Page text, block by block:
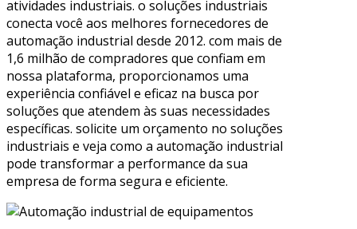
atividades industriais. o soluções industriais
conecta você aos melhores fornecedores de
automação industrial desde 2012. com mais de
1,6 milhão de compradores que confiam em
nossa plataforma, proporcionamos uma
experiência confiável e eficaz na busca por
soluções que atendem às suas necessidades
específicas. solicite um orçamento no soluções
industriais e veja como a automação industrial
pode transformar a performance da sua
empresa de forma segura e eficiente.